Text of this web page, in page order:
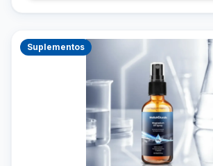
Suplementos